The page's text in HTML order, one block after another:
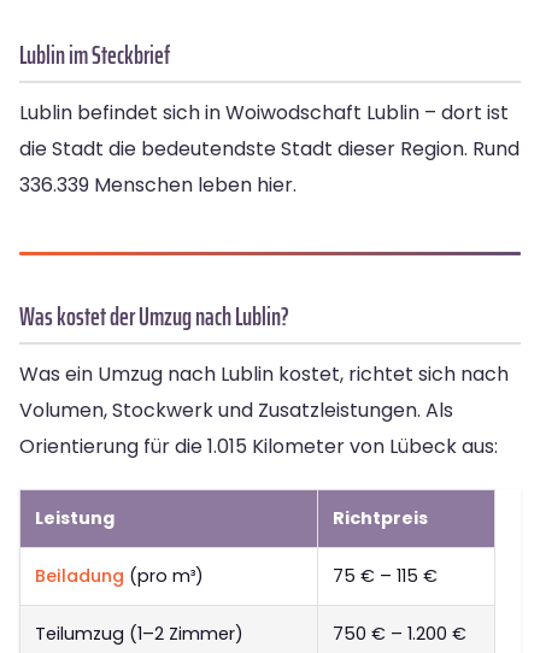
Lublin im Steckbrief
Lublin befindet sich in Woiwodschaft Lublin – dort ist
die Stadt die bedeutendste Stadt dieser Region. Rund
336.339 Menschen leben hier.
Was kostet der Umzug nach Lublin?
Was ein Umzug nach Lublin kostet, richtet sich nach
Volumen, Stockwerk und Zusatzleistungen. Als
Orientierung für die 1.015 Kilometer von Lübeck aus:
Leistung Richtpreis
Beiladung (pro m³) 75 € – 115 €
Teilumzug (1–2 Zimmer) 750 € – 1.200 €